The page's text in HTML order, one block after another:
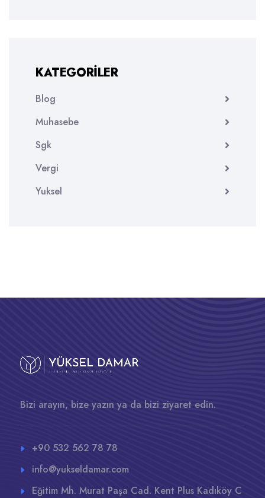
KATEGORILER
Blog
Muhasebe
Sgk
Vergi
Yuksel
Bizi arayın, bize yazın ya da bizi ziyaret edin.
+90 532 562 78 78
info@yukseldamar.com
Eğitim Mh. Murat Paşa Cad. Kent Plus Kadıköy C